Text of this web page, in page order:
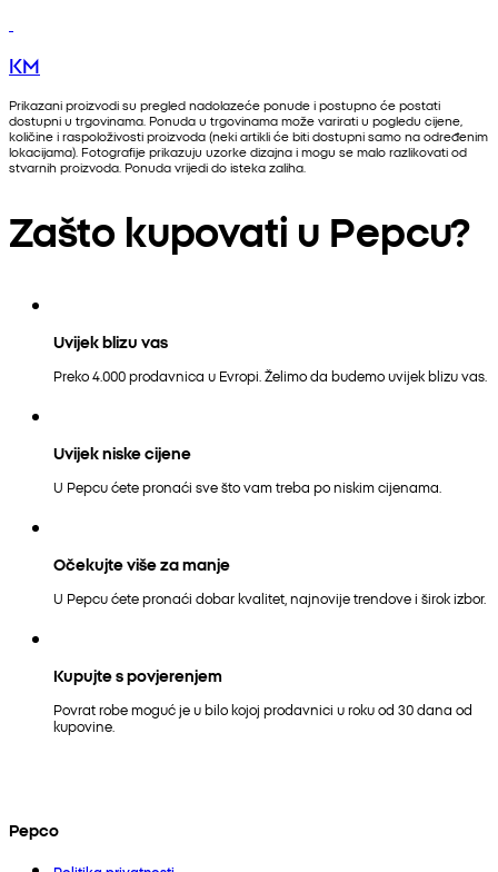
KM
Prikazani proizvodi su pregled nadolazeće ponude i postupno će postati
dostupni u trgovinama. Ponuda u trgovinama može varirati u pogledu cijene,
količine i raspoloživosti proizvoda (neki artikli će biti dostupni samo na određenim
lokacijama). Fotografije prikazuju uzorke dizajna i mogu se malo razlikovati od
stvarnih proizvoda. Ponuda vrijedi do isteka zaliha.
Zašto kupovati u Pepcu?
Uvijek blizu vas
Preko 4.000 prodavnica u Evropi. Želimo da budemo uvijek blizu vas.
Uvijek niske cijene
U Pepcu ćete pronaći sve što vam treba po niskim cijenama.
Očekujte više za manje
U Pepcu ćete pronaći dobar kvalitet, najnovije trendove i širok izbor.
Kupujte s povjerenjem
Povrat robe moguć je u bilo kojoj prodavnici u roku od 30 dana od
kupovine.
Pepco